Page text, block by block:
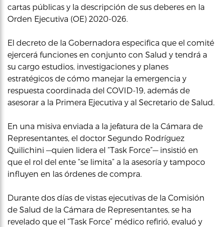
cartas públicas y la descripción de sus deberes en la
Orden Ejecutiva (OE) 2020-026.
El decreto de la Gobernadora especifica que el comité
ejercerá funciones en conjunto con Salud y tendrá a
su cargo estudios, investigaciones y planes
estratégicos de cómo manejar la emergencia y
respuesta coordinada del COVID-19, además de
asesorar a la Primera Ejecutiva y al Secretario de Salud.
En una misiva enviada a la jefatura de la Cámara de
Representantes, el doctor Segundo Rodríguez
Quilichini —quien lidera el “Task Force”— insistió en
que el rol del ente “se limita” a la asesoría y tampoco
influyen en las órdenes de compra.
Durante dos días de vistas ejecutivas de la Comisión
de Salud de la Cámara de Representantes, se ha
revelado que el “Task Force” médico refirió, evaluó y